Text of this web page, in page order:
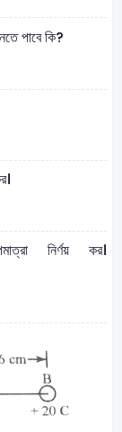
পাবে কি?
নির্ণয় কর।